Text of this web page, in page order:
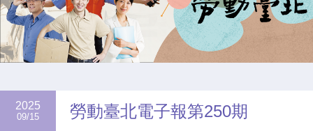
2025
09/15 勞動臺北電子報第250期